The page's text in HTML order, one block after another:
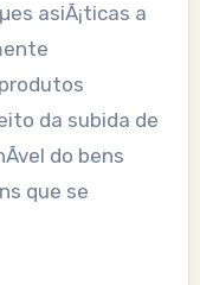
asiÃ¡ticas a
da subida de
do bens
que se